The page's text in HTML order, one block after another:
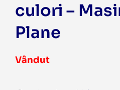
culori –
Plane
Vândut